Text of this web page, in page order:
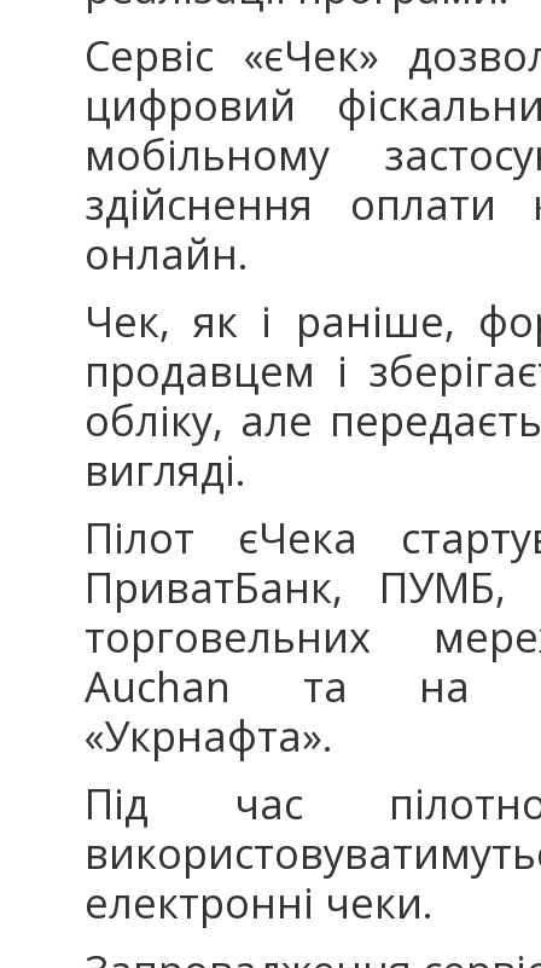
Сервіс «єЧек»
цифровий
мобільному
здійснення
онлайн.
Чек, як і раніше,
продавцем і
обліку, але
вигляді.
Пілот єЧека
ПриватБанк,
торговельних
Auchan та на
«Укрнафта».
Під час
електронні чеки.